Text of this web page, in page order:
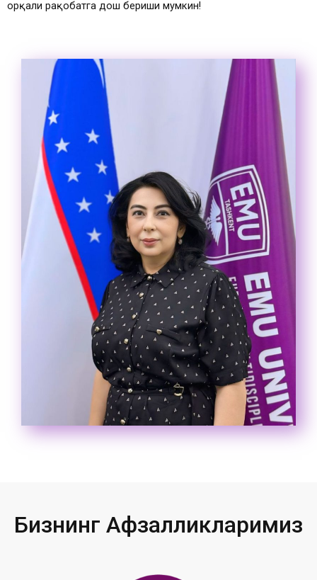
орқали рақобатга дош бериши мумкин!
Бизнинг Афзалликларимиз